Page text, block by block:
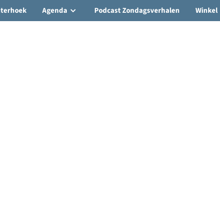
Agenda Podcast Zondagsverhalen Winkel